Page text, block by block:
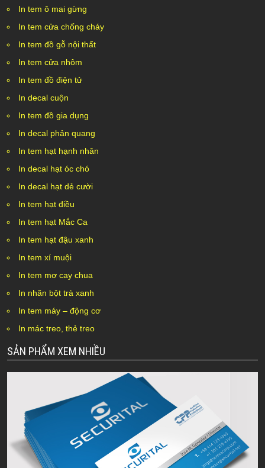
In tem ô mai gừng
In tem cửa chống cháy
In tem đồ gỗ nội thất
In tem cửa nhôm
In tem đồ điện tử
In decal cuộn
In tem đồ gia dụng
In decal phản quang
In tem hạt hạnh nhân
In decal hạt óc chó
In decal hạt dẻ cười
In tem hạt điều
In tem hạt Mắc Ca
In tem hạt đậu xanh
In tem xí muội
In tem mơ cay chua
In nhãn bột trà xanh
In tem máy – động cơ
In mác treo, thẻ treo
SẢN PHẨM XEM NHIỀU